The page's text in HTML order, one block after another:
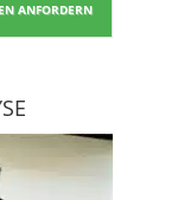
ANFORDERN